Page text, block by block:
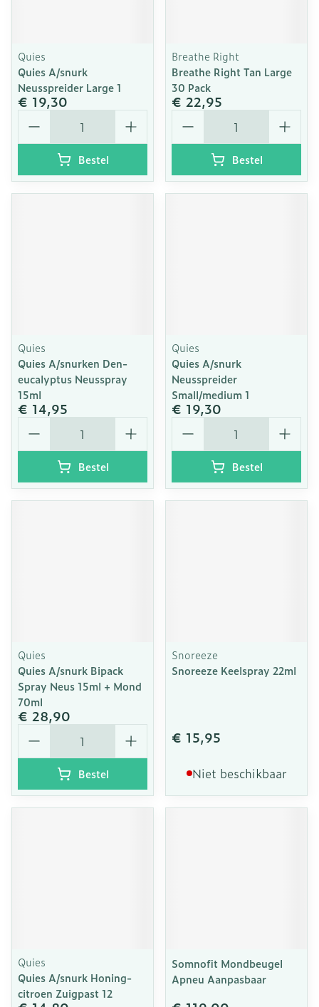
Quies
Quies A/snurk
Neusspreider Large 1
€ 19,30
Aantal
Bestel
Breathe Right
Breathe Right Tan Large
30 Pack
€ 22,95
Aantal
Bestel
Quies
Quies A/snurken Den-
eucalyptus Neusspray
15ml
€ 14,95
Aantal
Bestel
Quies
Quies A/snurk
Neusspreider
Small/medium 1
€ 19,30
Aantal
Bestel
Quies
Quies A/snurk Bipack
Spray Neus 15ml + Mond
70ml
€ 28,90
Aantal
Bestel
Snoreeze
Snoreeze Keelspray 22ml
€ 15,95
Niet beschikbaar
Quies
Quies A/snurk Honing-
citroen Zuigpast 12
Somnofit Mondbeugel
Apneu Aanpasbaar